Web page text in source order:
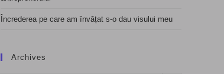
Încrederea pe care am învățat s-o dau visului meu
Archives